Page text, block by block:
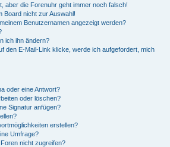
aber die Forenuhr geht immer noch falsch!
Board nicht zur Auswahl!
Benutzernamen angezeigt werden?
ich ihn ändern?
den E-Mail-Link klicke, werde ich aufgefordert, mich
oder eine Antwort?
oder löschen?
Signatur anfügen?
erstellen?
Umfrage?
nicht zugreifen?